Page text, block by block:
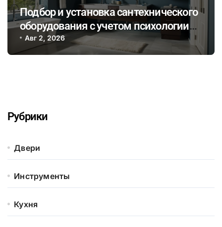
Подбор и установка сантехнического
оборудования с учетом психологии
цвета для создания уютной ванной
комнаты
Авг 2, 2026
Рубрики
Двери
Инструменты
Кухня